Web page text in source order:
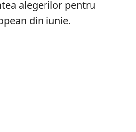
alegerilor pentru
din iunie.